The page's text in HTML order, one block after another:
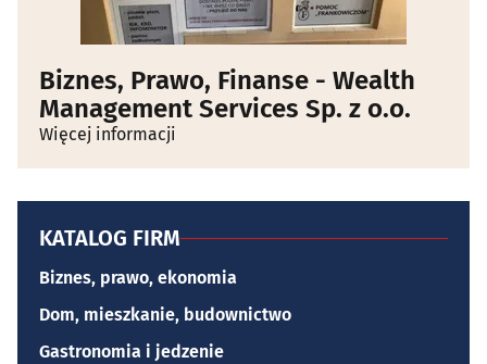
Biznes, Prawo, Finanse - Wealth
Management Services Sp. z o.o.
Więcej informacji
KATALOG FIRM
Biznes, prawo, ekonomia
Dom, mieszkanie, budownictwo
Gastronomia i jedzenie